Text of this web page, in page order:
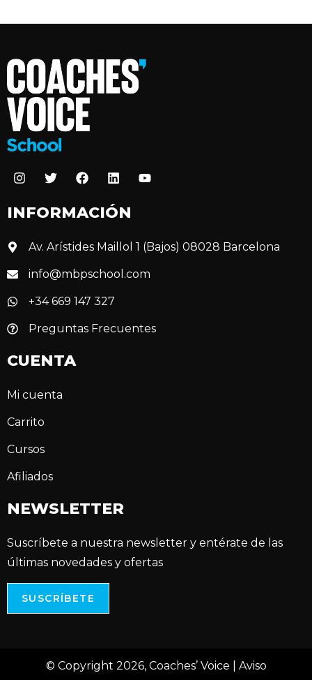
INFORMACIÓN
Av. Arístides Maillol 1 (Bajos) 08028 Barcelona
info@mbpschool.com
+34 669 147 327
Preguntas Frecuentes
CUENTA
Mi cuenta
Carrito
Cursos
Afiliados
NEWSLETTER
Suscríbete a nuestra newsletter y entérate de las
últimas novedades y ofertas
SUSCRÍBETE
© Copyright 2026, Coaches’ Voice | Aviso